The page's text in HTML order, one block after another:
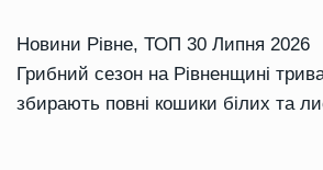
Новини Рівне, ТОП 30 Липня 2026
Грибний сезон на Рівненщині
збирають повні кошики білих та